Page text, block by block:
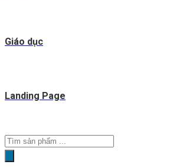
Giáo dục
Landing Page
Tìm